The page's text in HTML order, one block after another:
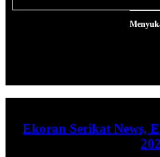
Ekoran Serikat News,